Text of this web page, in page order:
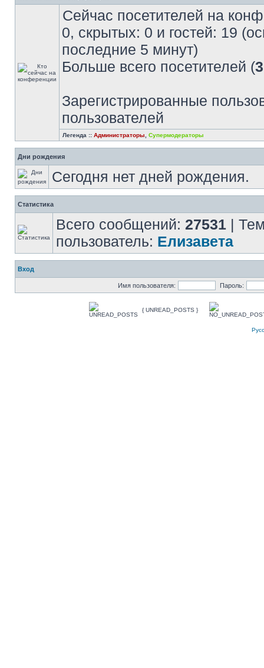
Сейчас посетителей на
0, скрытых: 0 и гостей: 19
последние 5 минут)
Больше всего посетителей (
Зарегистрированные
пользователей
Легенда :: Администраторы Супермодераторы
Дни рождения
Сегодня нет дней рождения.
Статистика
Всего сообщений: 27531 |
пользователь: Елизавета
Вход
Имя пользователя: Пароль:
{ UNREAD_POSTS }